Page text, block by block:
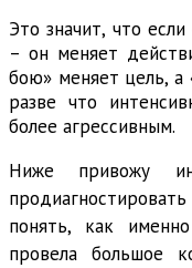
Это значит, что
– он меняет
бою» меняет цель, а
разве что
более агрессивным.
Ниже привожу
понять, как
провела большое